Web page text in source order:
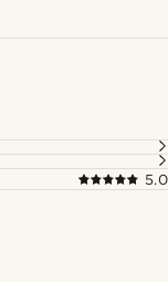
5.0